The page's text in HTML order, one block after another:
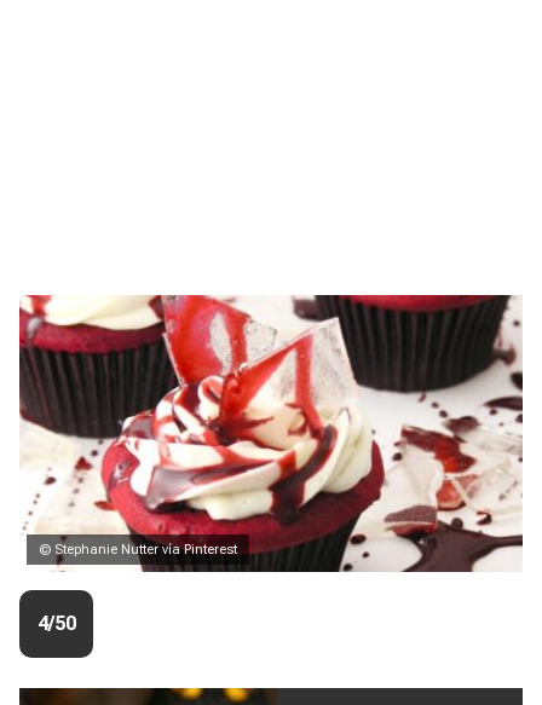
© Stephanie Nutter vía Pinterest
4/50